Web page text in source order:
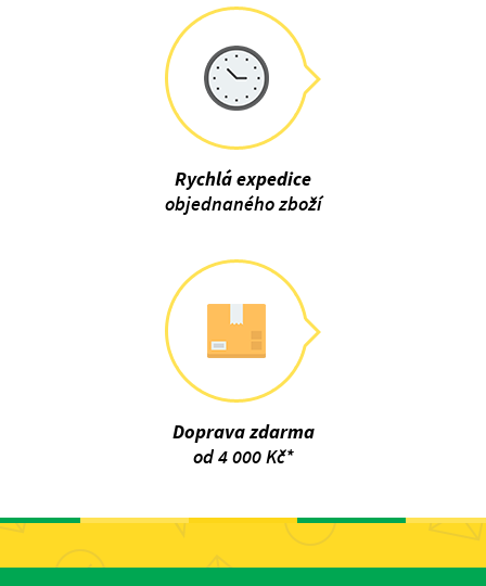
Rychlá expedice
objednaného zboží
Doprava zdarma
od 4 000 Kč*